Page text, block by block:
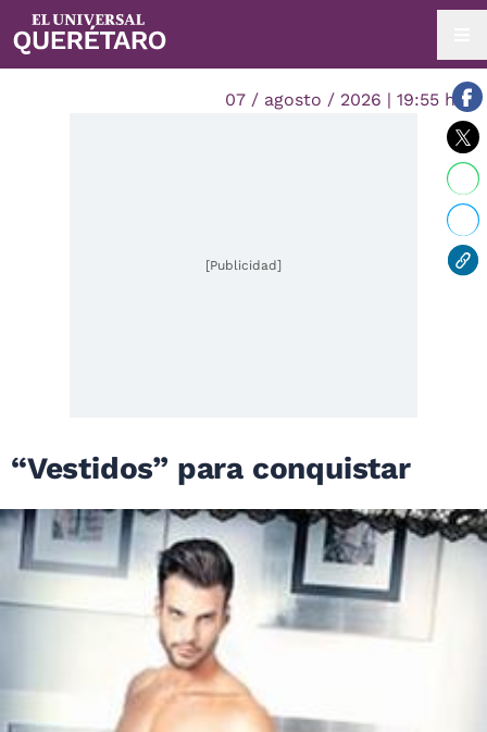
07 / agosto / 2026 | 19:55 hrs.
[Publicidad]
“Vestidos” para conquistar